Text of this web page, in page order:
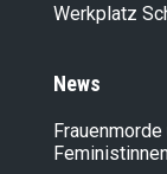
Werkplatz
News